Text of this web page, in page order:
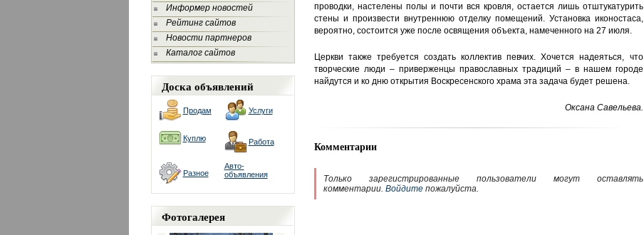
Информер новостей
Рейтинг сайтов
Новости партнеров
Каталог сайтов
Доска объявлений
Продам Услуги
Куплю Работа
Разное
Авто-
объявления
Фотогалерея
проводки, настелены полы и почти вся кровля, остается лишь отштукатурить
стены и произвести внутреннюю отделку помещений. Установка иконостаса,
вероятно, состоится уже после освящения объекта, намеченного на 27 июля.
Церкви также требуется создать коллектив певчих. Хочется надеяться, что
творческие люди – приверженцы православных традиций – в нашем городе
найдутся и ко дню открытия Воскресенского храма эта задача будет решена.
Оксана Савельева.
Комментарии
Только зарегистрированные пользователи могут оставлять
комментарии. Войдитепожалуйста.